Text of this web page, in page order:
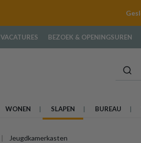
VACATURES BEZOEK & OPENINGSUREN
WONEN SLAPEN BUREAU
Jeugdkamerkasten